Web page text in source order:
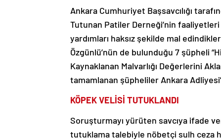
Ankara Cumhuriyet Başsavcılığı
Tutunan Patiler Derneği’nin
yardımları haksız şekilde mal
Özgünlü’nün de bulunduğu 7 şüpheli
Kaynaklanan Malvarlığı Değerlerini
tamamlanan şüpheliler Ankara
KÖPEK VELİSİ TUTUKLANDI
Soruşturmayı yürüten savcıya ifade
tutuklama talebiyle nöbetçi sulh ceza